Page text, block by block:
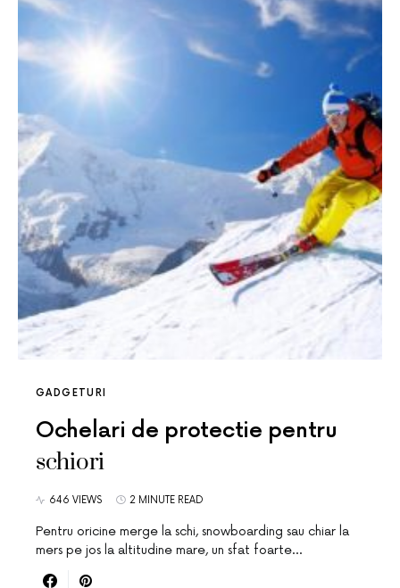
GADGETURI
Ochelari de protectie pentru
schiori
646 VIEWS 2 MINUTE READ
Pentru oricine merge la schi, snowboarding sau chiar la
mers pe jos la altitudine mare, un sfat foarte…